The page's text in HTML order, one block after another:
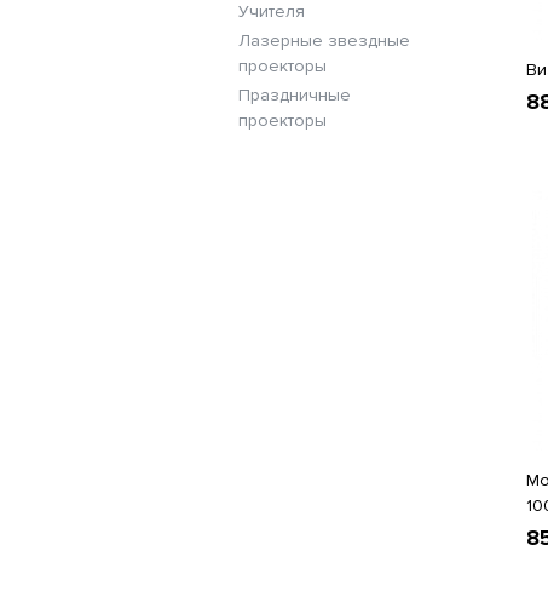
Учителя
Лазерные звездные
проекторы
Праздничные
проекторы